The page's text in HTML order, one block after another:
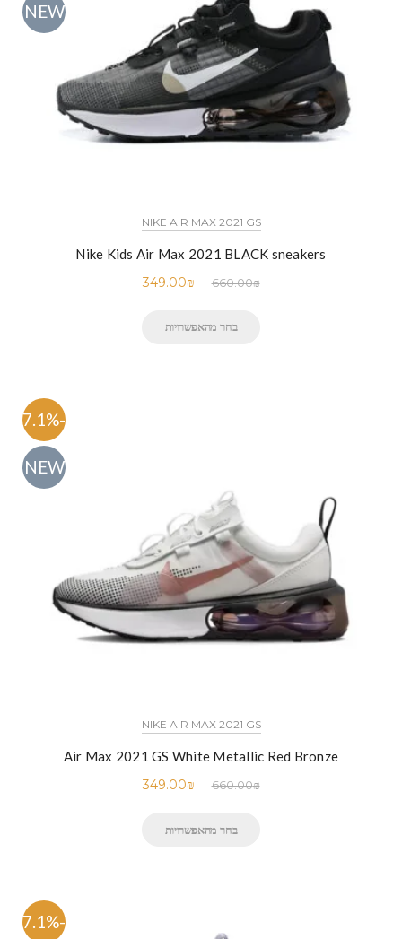
NEW
NIKE AIR MAX 2021 GS
Nike Kids Air Max 2021 BLACK sneakers
660.00₪
349.00₪
בחר מהאפשרויות
-47.1%
NEW
NIKE AIR MAX 2021 GS
Air Max 2021 GS White Metallic Red Bronze
660.00₪
349.00₪
בחר מהאפשרויות
-47.1%